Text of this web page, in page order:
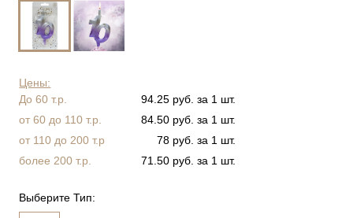
Цены:
До 60 т.р.
94.25 руб. за 1 шт.
от 60 до 110 т.р.
84.50 руб. за 1 шт.
от 110 до 200 т.р
78 руб. за 1 шт.
более 200 т.р.
71.50 руб. за 1 шт.
Выберите Тип: